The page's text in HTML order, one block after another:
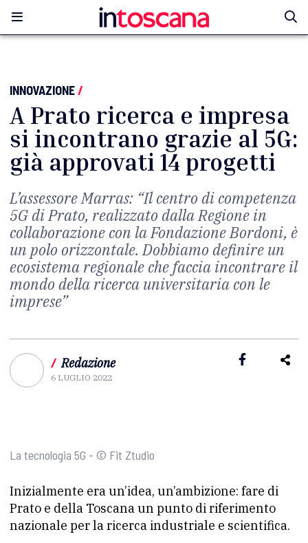
INNOVAZIONE/
A Prato ricerca e impresa
si incontrano grazie al 5G:
già approvati 14 progetti
L’assessore Marras: “Il centro di competenza
5G di Prato, realizzato dalla Regione in
collaborazione con la Fondazione Bordoni, è
un polo orizzontale. Dobbiamo definire un
ecosistema regionale che faccia incontrare il
mondo della ricerca universitaria con le
imprese”
/ Redazione
6 LUGLIO 2022
La tecnologia 5G - © Fit Ztudio
Inizialmente era un’idea, un’ambizione: fare di
Prato e della Toscana un punto di riferimento
nazionale per la ricerca industriale e scientifica.